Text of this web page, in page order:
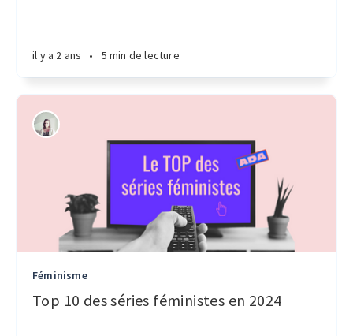
il y a 2 ans • 5 min de lecture
Féminisme
Top 10 des séries féministes en 2024